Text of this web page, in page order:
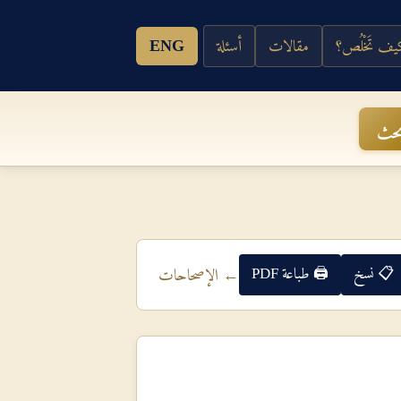
تَخْلُص؟ مقالات أسئلة ENG
📋 نسخ 🖨 طباعة PDF ← الإصحاحات